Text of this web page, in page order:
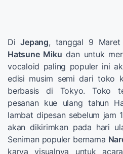
DiJepang, tanggal 9 Maret
Hatsune Miku dan untuk
vocaloid paling populer ini
edisi musim semi dari toko
berbasis di Tokyo. Toko
pesanan kue ulang tahun
lambat dipesan sebelum jam
akan dikirimkan pada hari
Seniman populer bernama
karya visualnya untuk